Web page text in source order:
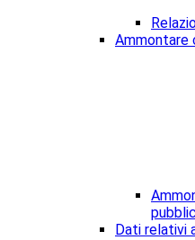
Ammontare
Dati relativi